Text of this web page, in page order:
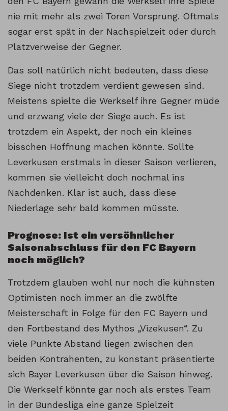
nie mit mehr als zwei Toren Vorsprung. Oftmals
sogar erst spät in der Nachspielzeit oder durch
Platzverweise der Gegner.
Das soll natürlich nicht bedeuten, dass diese
Siege nicht trotzdem verdient gewesen sind.
Meistens spielte die Werkself ihre Gegner müde
und erzwang viele der Siege auch. Es ist
trotzdem ein Aspekt, der noch ein kleines
bisschen Hoffnung machen könnte. Sollte
Leverkusen erstmals in dieser Saison verlieren,
kommen sie vielleicht doch nochmal ins
Nachdenken. Klar ist auch, dass diese
Niederlage sehr bald kommen müsste.
Prognose: Ist ein versöhnlicher
Saisonabschluss für den FC Bayern
noch möglich?
Trotzdem glauben wohl nur noch die kühnsten
Optimisten noch immer an die zwölfte
Meisterschaft in Folge für den FC Bayern und
den Fortbestand des Mythos „Vizekusen“. Zu
viele Punkte Abstand liegen zwischen den
beiden Kontrahenten, zu konstant präsentierte
sich Bayer Leverkusen über die Saison hinweg.
Die Werkself könnte gar noch als erstes Team
in der Bundesliga eine ganze Spielzeit